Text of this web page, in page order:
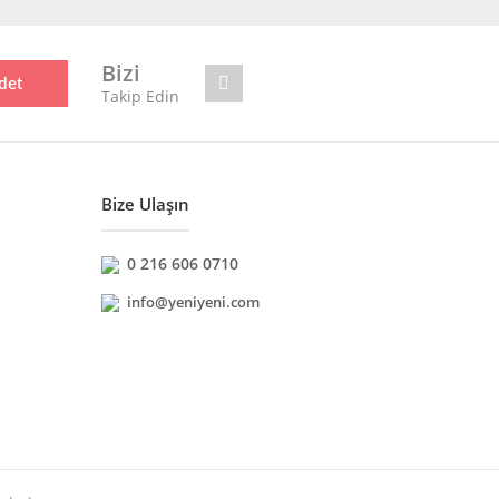
Bizi
Takip Edin
Bize Ulaşın
0 216 606 0710
info@yeniyeni.com